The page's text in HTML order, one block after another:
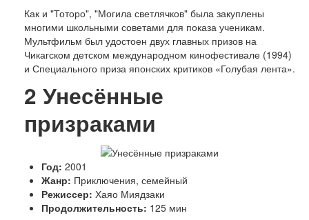
Как и "Тоторо", "Могила светлячков" была закуплены
многими школьными советами для показа ученикам.
Мультфильм был удостоен двух главных призов на
Чикагском детском международном кинофестивале (1994)
и Специального приза японских критиков «Голубая лента».
2 Унесённые
призраками
Год: 2001
Жанр: Приключения, семейный
Режиссер: Хаяо Миядзаки
Продолжительность: 125 мин